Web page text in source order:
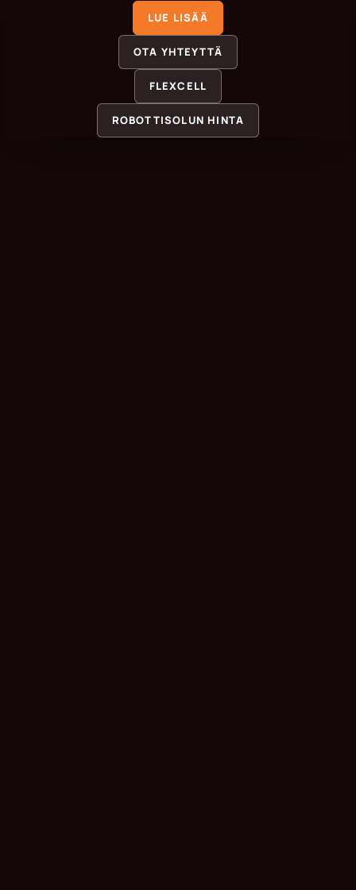
LUE LISÄÄ
OTA YHTEYTTÄ
FLEXCELL
ROBOTTISOLUN HINTA